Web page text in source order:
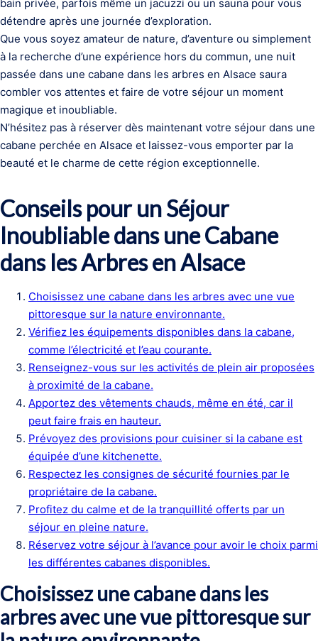
bain privée, parfois même un jacuzzi ou un sauna pour vous
détendre après une journée d’exploration.
Que vous soyez amateur de nature, d’aventure ou simplement
à la recherche d’une expérience hors du commun, une nuit
passée dans une cabane dans les arbres en Alsace saura
combler vos attentes et faire de votre séjour un moment
magique et inoubliable.
N’hésitez pas à réserver dès maintenant votre séjour dans une
cabane perchée en Alsace et laissez-vous emporter par la
beauté et le charme de cette région exceptionnelle.
Conseils pour un Séjour
Inoubliable dans une Cabane
dans les Arbres en Alsace
Choisissez une cabane dans les arbres avec une vue
pittoresque sur la nature environnante.
Vérifiez les équipements disponibles dans la cabane,
comme l’électricité et l’eau courante.
Renseignez-vous sur les activités de plein air proposées
à proximité de la cabane.
Apportez des vêtements chauds, même en été, car il
peut faire frais en hauteur.
Prévoyez des provisions pour cuisiner si la cabane est
équipée d’une kitchenette.
Respectez les consignes de sécurité fournies par le
propriétaire de la cabane.
Profitez du calme et de la tranquillité offerts par un
séjour en pleine nature.
Réservez votre séjour à l’avance pour avoir le choix parmi
les différentes cabanes disponibles.
Choisissez une cabane dans les
arbres avec une vue pittoresque sur